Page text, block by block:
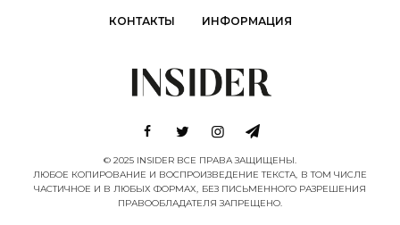
КОНТАКТЫ ИНФОРМАЦИЯ
© 2025 INSIDER ВСЕ ПРАВА ЗАЩИЩЕНЫ.
ЛЮБОЕ КОПИРОВАНИЕ И ВОСПРОИЗВЕДЕНИЕ ТЕКСТА, В ТОМ ЧИСЛЕ
ЧАСТИЧНОЕ И В ЛЮБЫХ ФОРМАХ, БЕЗ ПИСЬМЕННОГО РАЗРЕШЕНИЯ
ПРАВООБЛАДАТЕЛЯ ЗАПРЕЩЕНО.